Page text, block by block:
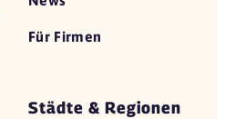
Für Firmen
Städte & Regionen